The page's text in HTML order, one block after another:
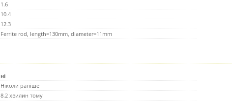
1.6
10.4
12.3
Ferrite rod, length=130mm, diameter=11mm
ні
Ніколи раніше
8.2 хвилин тому